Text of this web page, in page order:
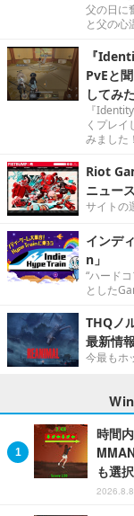
父の日に
と父の心
『
PvEと
してみ
『
くプレ
みました！
Riot
ニュー
サイトの
インデ
n」
“ハード
とした
THQノ
最新情
今最もホ
時間
も選